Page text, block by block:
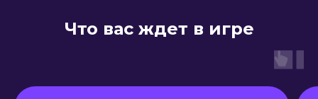
Что вас ждет в игре